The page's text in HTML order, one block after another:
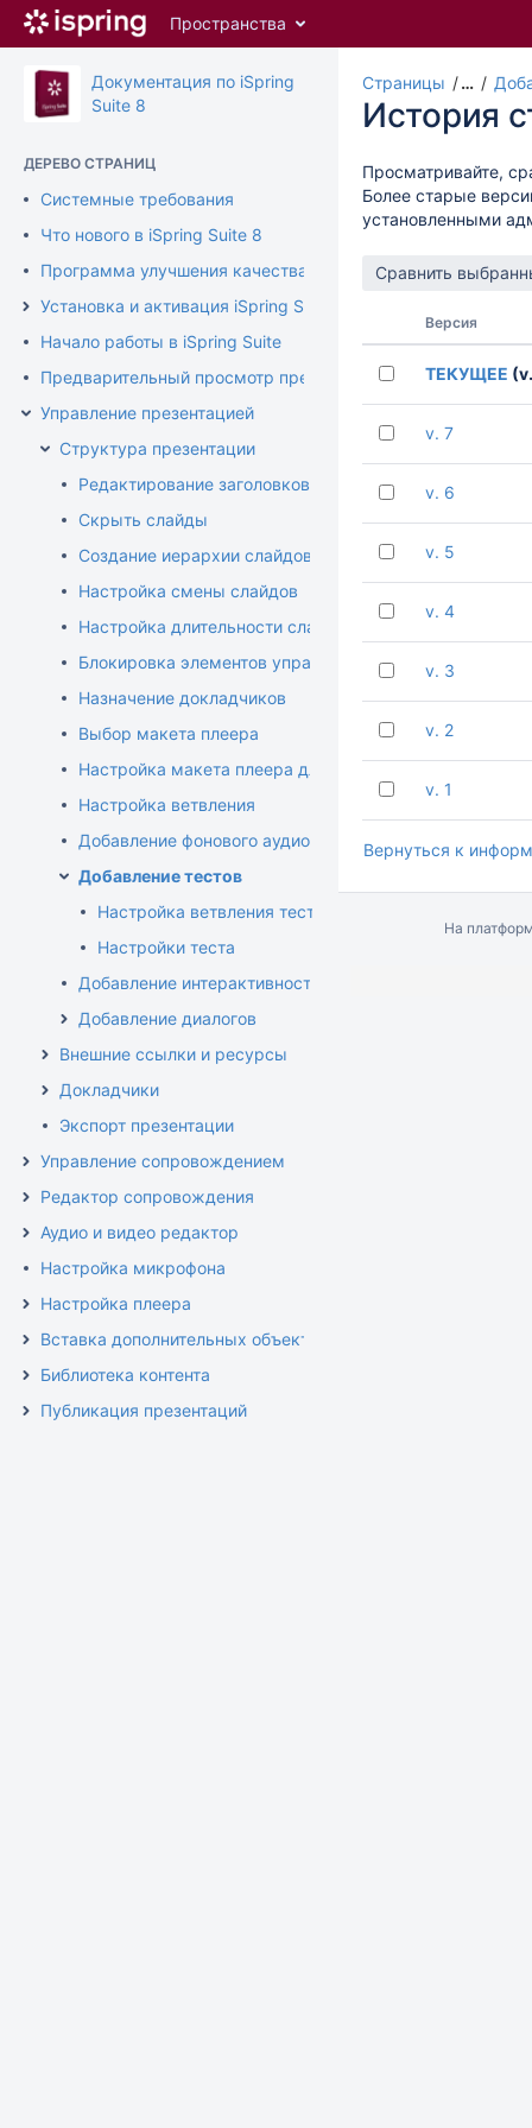
Перейти
содержимому
assistive.skiplink.to.breadcrumbs
assistive.skiplink.to.quick.search
Пространства
Документация по iSpring
Suite 8
ДЕРЕВО СТРАНИЦ
Системные требования
Что нового в iSpring Suite 8
Программа улучшения качества продукта
Установка и активация iSpring Suite
Начало работы в iSpring Suite
Предварительный просмотр презентации
Управление презентацией
Структура презентации
Редактирование заголовков слайдов
Скрыть слайды
Создание иерархии слайдов
Настройка смены слайдов
Настройка длительности слайда
Блокировка элементов управления
Назначение докладчиков
Выбор макета плеера
Настройка макета плеера для видеолекций
Настройка ветвления
Добавление фонового аудио
Добавление тестов
Настройка ветвления теста
Настройки теста
Добавление интерактивностей
Добавление диалогов
Внешние ссылки и ресурсы
Докладчики
Экспорт презентации
Управление сопровождением
Редактор сопровождения
Аудио и видео редактор
Настройка микрофона
Настройка плеера
Вставка дополнительных объектов
Библиотека контента
Публикация презентаций
Страницы …
История
Просматривайте,
Более старые
установленными
Версия
ТЕКУЩЕЕ
v. 7
v. 6
v. 5
v. 4
v. 3
v. 2
v. 1
Вернуться к
На